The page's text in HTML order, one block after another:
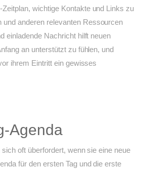
Zeitplan, wichtige Kontakte und Links zu
und anderen relevanten Ressourcen
einladende Nachricht hilft neuen
an unterstützt zu fühlen, und
ihrem Eintritt ein gewisses
Agenda
oft überfordert, wenn sie eine neue
für den ersten Tag und die erste